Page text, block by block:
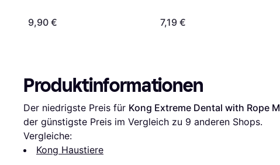
9,90 € 7,19 €
Produktinformationen
Der niedrigste Preis für Kong Extreme Dental with Rope M
der günstigste Preis im Vergleich zu 9 anderen Shops.
Vergleiche:
Kong Haustiere